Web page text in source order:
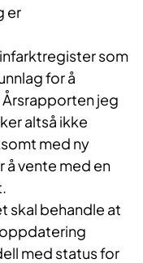
er
som
for å
jeg
altså ikke
med ny
å vente med en
skal behandle at
med status for